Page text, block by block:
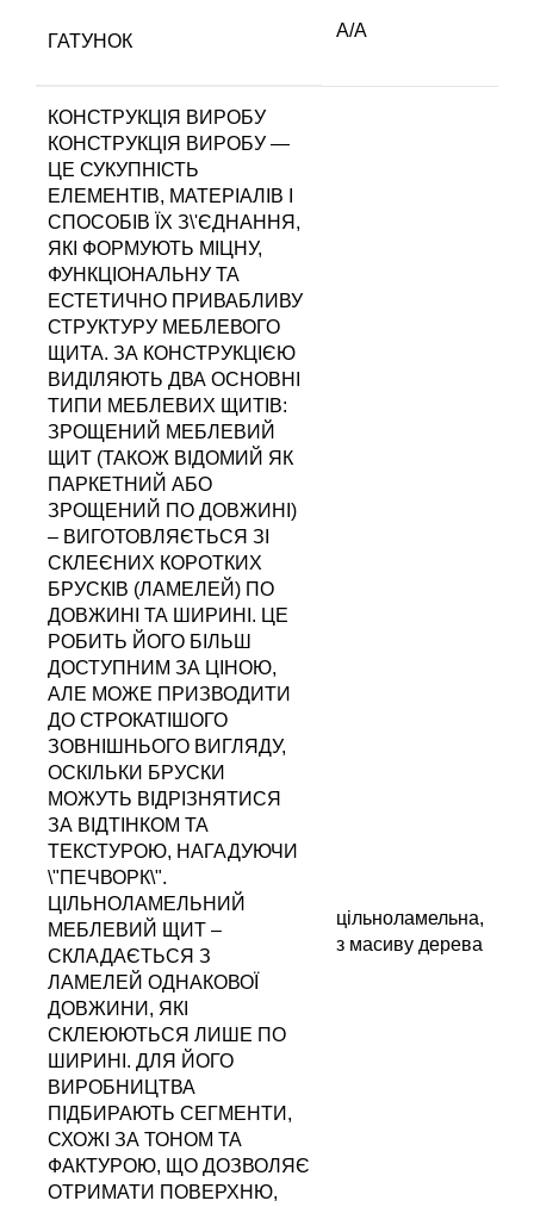
ГАТУНОК
А/А
КОНСТРУКЦІЯ ВИРОБУ
КОНСТРУКЦІЯ ВИРОБУ —
ЦЕ СУКУПНІСТЬ
ЕЛЕМЕНТІВ, МАТЕРІАЛІВ І
СПОСОБІВ ЇХ З\'ЄДНАННЯ,
ЯКІ ФОРМУЮТЬ МІЦНУ,
ФУНКЦІОНАЛЬНУ ТА
ЕСТЕТИЧНО ПРИВАБЛИВУ
СТРУКТУРУ МЕБЛЕВОГО
ЩИТА. ЗА КОНСТРУКЦІЄЮ
ВИДІЛЯЮТЬ ДВА ОСНОВНІ
ТИПИ МЕБЛЕВИХ ЩИТІВ:
ЗРОЩЕНИЙ МЕБЛЕВИЙ
ЩИТ (ТАКОЖ ВІДОМИЙ ЯК
ПАРКЕТНИЙ АБО
ЗРОЩЕНИЙ ПО ДОВЖИНІ)
– ВИГОТОВЛЯЄТЬСЯ ЗІ
СКЛЕЄНИХ КОРОТКИХ
БРУСКІВ (ЛАМЕЛЕЙ) ПО
ДОВЖИНІ ТА ШИРИНІ. ЦЕ
РОБИТЬ ЙОГО БІЛЬШ
ДОСТУПНИМ ЗА ЦІНОЮ,
АЛЕ МОЖЕ ПРИЗВОДИТИ
ДО СТРОКАТІШОГО
ЗОВНІШНЬОГО ВИГЛЯДУ,
ОСКІЛЬКИ БРУСКИ
МОЖУТЬ ВІДРІЗНЯТИСЯ
ЗА ВІДТІНКОМ ТА
ТЕКСТУРОЮ, НАГАДУЮЧИ
\"ПЕЧВОРК\".
ЦІЛЬНОЛАМЕЛЬНИЙ
МЕБЛЕВИЙ ЩИТ –
СКЛАДАЄТЬСЯ З
ЛАМЕЛЕЙ ОДНАКОВОЇ
ДОВЖИНИ, ЯКІ
СКЛЕЮЮТЬСЯ ЛИШЕ ПО
ШИРИНІ. ДЛЯ ЙОГО
ВИРОБНИЦТВА
ПІДБИРАЮТЬ СЕГМЕНТИ,
СХОЖІ ЗА ТОНОМ ТА
ФАКТУРОЮ, ЩО ДОЗВОЛЯЄ
ОТРИМАТИ ПОВЕРХНЮ,
цільноламельна,
з масиву дерева